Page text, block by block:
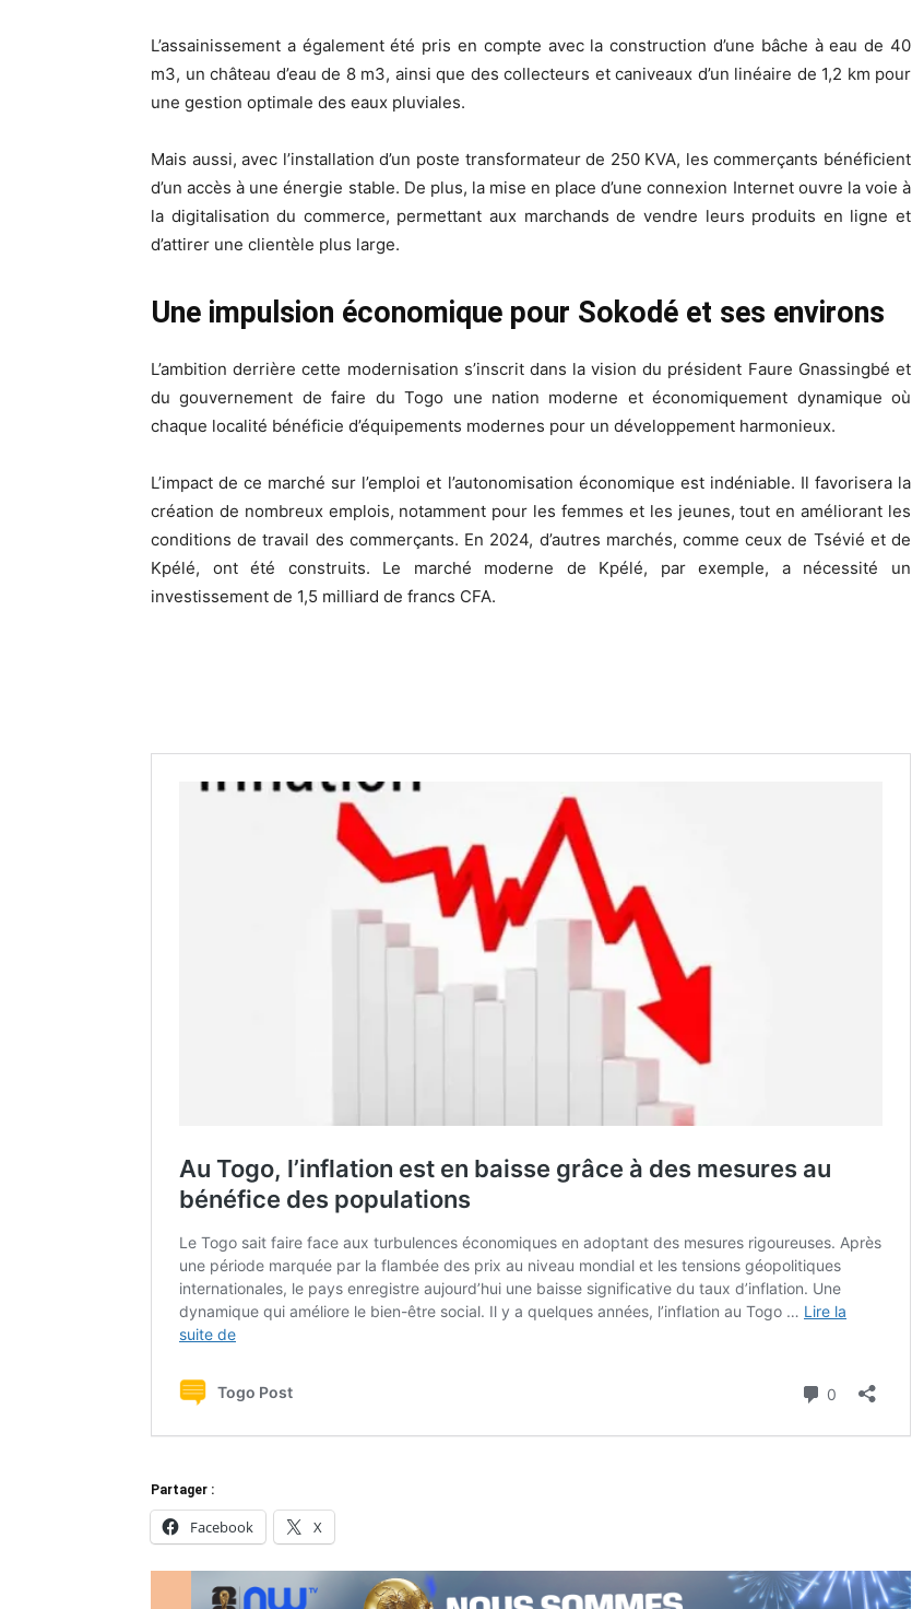
L’assainissement a également été pris en compte avec la construction d’une bâche à eau de 40
m3, un château d’eau de 8 m3, ainsi que des collecteurs et caniveaux d’un linéaire de 1,2 km pour
une gestion optimale des eaux pluviales.
Mais aussi, avec l’installation d’un poste transformateur de 250 KVA, les commerçants bénéficient
d’un accès à une énergie stable. De plus, la mise en place d’une connexion Internet ouvre la voie à
la digitalisation du commerce, permettant aux marchands de vendre leurs produits en ligne et
d’attirer une clientèle plus large.
Une impulsion économique pour Sokodé et ses environs
L’ambition derrière cette modernisation s’inscrit dans la vision du président Faure Gnassingbé et
du gouvernement de faire du Togo une nation moderne et économiquement dynamique où
chaque localité bénéficie d’équipements modernes pour un développement harmonieux.
L’impact de ce marché sur l’emploi et l’autonomisation économique est indéniable. Il favorisera la
création de nombreux emplois, notamment pour les femmes et les jeunes, tout en améliorant les
conditions de travail des commerçants. En 2024, d’autres marchés, comme ceux de Tsévié et de
Kpélé, ont été construits. Le marché moderne de Kpélé, par exemple, a nécessité un
investissement de 1,5 milliard de francs CFA.
Partager :
Facebook X